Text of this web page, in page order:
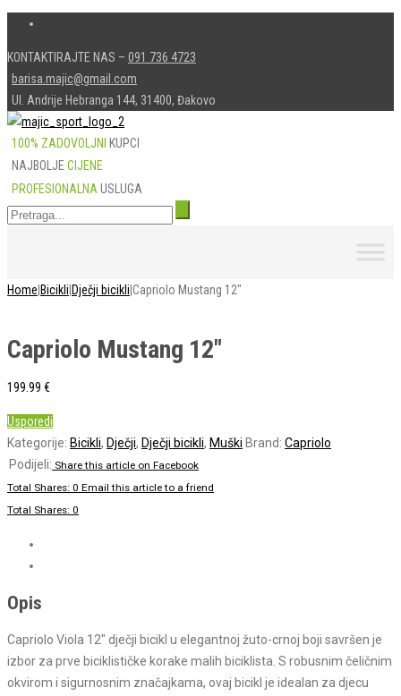
KONTAKTIRAJTE NAS – 091 736 4723
barisa.majic@gmail.com
Ul. Andrije Hebranga 144, 31400, Đakovo
100% ZADOVOLJNI
KUPCI
NAJBOLJE CIJENE
PROFESIONALNA USLUGA
Home Bicikli Dječji bicikli Capriolo Mustang 12″
Capriolo Mustang 12″
199.99 €
Usporedi
Kategorije: Bicikli, Dječji, Dječji bicikli, Muški Brand: Capriolo
Share this article on Facebook
Total Shares: 0 Email this article to a friend
Total Shares: 0
Opis
Capriolo Viola 12″ dječji bicikl u elegantnoj žuto-crnoj boji savršen je
izbor za prve biciklističke korake malih biciklista. S robusnim čeličnim
okvirom i sigurnosnim značajkama, ovaj bicikl je idealan za djecu